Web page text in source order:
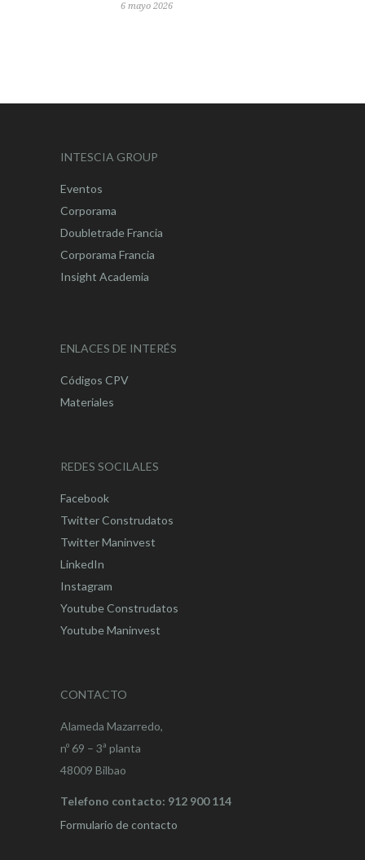
6 mayo 2026
INTESCIA GROUP
Eventos
Corporama
Doubletrade Francia
Corporama Francia
Insight Academia
ENLACES DE INTERÉS
Códigos CPV
Materiales
REDES SOCILALES
Facebook
Twitter Construdatos
Twitter Maninvest
LinkedIn
Instagram
Youtube Construdatos
Youtube Maninvest
CONTACTO
Alameda Mazarredo,
nº 69 – 3ª planta
48009 Bilbao
Telefono contacto: 912 900 114
Formulario de contacto